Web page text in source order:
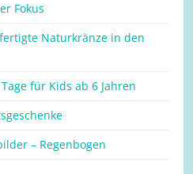
Fokus
Naturkränze in den
für Kids ab 6 Jahren
– Regenbogen